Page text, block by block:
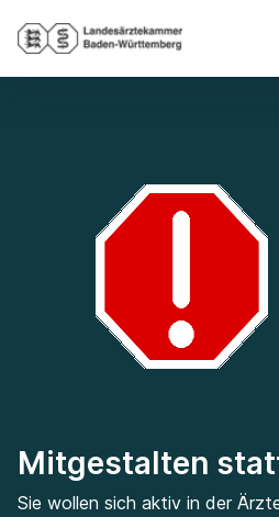
Mitgestalten
Sie wollen sich aktiv in der